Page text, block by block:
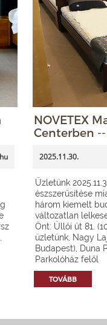
NOVETEX
Centerben --
2025.11.30.
Üzletünk
észszerűsítése
három kiemelt
változatlan
Önt: Üllői út 81.
üzletünk, Nagy
Budapest), Duna
Parkolóház felől
TOVÁBB